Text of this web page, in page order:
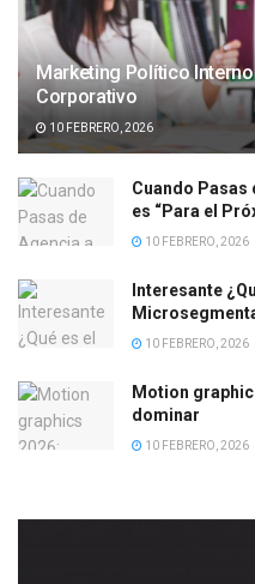
Marketing Político
Corporativo
10 FEBRERO, 2026
Cuando Pasas
es “Para el
10 FEBRERO, 2026
Interesante
10 FEBRERO, 2026
Motion
dominar
10 FEBRERO, 2026